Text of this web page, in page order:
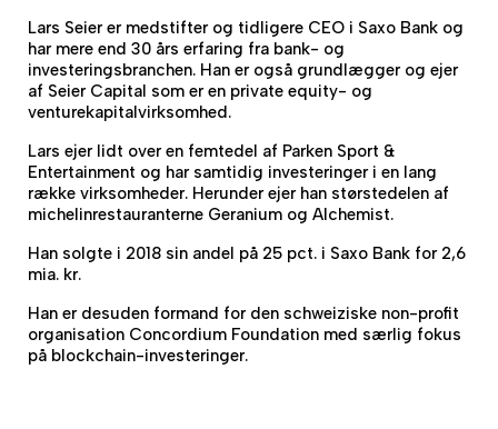
Lars Seier er medstifter og tidligere CEO i Saxo Bank og
har mere end 30 års erfaring fra bank- og
investeringsbranchen. Han er også grundlægger og ejer
af Seier Capital som er en private equity- og
venturekapitalvirksomhed.
Lars ejer lidt over en femtedel af Parken Sport &
Entertainment og har samtidig investeringer i en lang
række virksomheder. Herunder ejer han størstedelen af
michelinrestauranterne Geranium og Alchemist.
Han solgte i 2018 sin andel på 25 pct. i Saxo Bank for 2,6
mia. kr.
Han er desuden formand for den schweiziske non-profit
organisation Concordium Foundation med særlig fokus
på blockchain-investeringer.